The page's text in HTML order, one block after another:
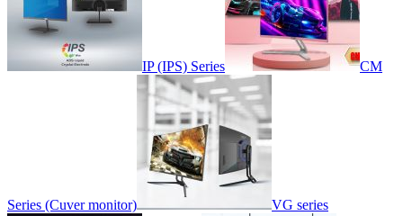
IP (IPS) Series CM
Series (Cuver monitor) VG series